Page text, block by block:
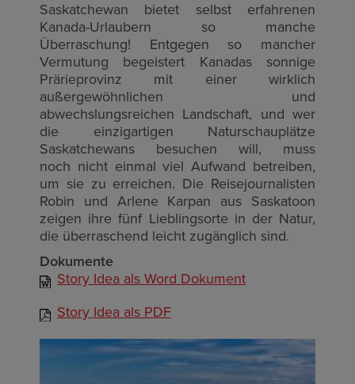
Saskatchewan bietet selbst erfahrenen
Kanada-Urlaubern so manche
Überraschung! Entgegen so mancher
Vermutung begeistert Kanadas sonnige
Prärieprovinz mit einer wirklich
außergewöhnlichen und
abwechslungsreichen Landschaft, und wer
die einzigartigen Naturschauplätze
Saskatchewans besuchen will, muss
noch nicht einmal viel Aufwand betreiben,
um sie zu erreichen. Die Reisejournalisten
Robin und Arlene Karpan aus Saskatoon
zeigen ihre fünf Lieblingsorte in der Natur,
die überraschend leicht zugänglich sind.
Dokumente
Story Idea als Word Dokument
Story Idea als PDF